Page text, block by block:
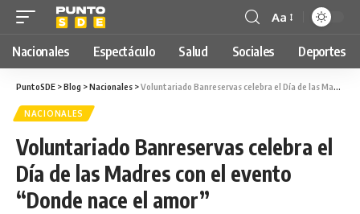
Aa
Nacionales Espectáculo Salud Sociales Deportes
PuntoSDE >Blog >Nacionales >Voluntariado Banreservas celebra el Día de las Madres con el evento “Donde nace el amor”
NACIONALES
Voluntariado Banreservas celebra el
Día de las Madres con el evento
“Donde nace el amor”